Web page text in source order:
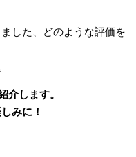
した、どのような評価を
介します。
みに！